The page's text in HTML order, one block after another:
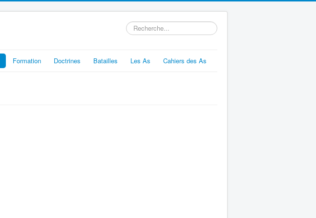
Rechercher
Formation Doctrines Batailles Les As Cahiers des As